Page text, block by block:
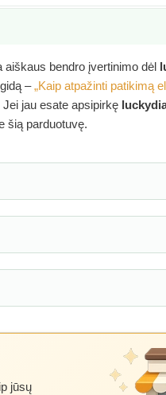
aiškaus bendro įvertinimo dėl
–„Kaip atpažinti patikimą
Jei jau esate apsipirkę
šią parduotuvę.
jūsų